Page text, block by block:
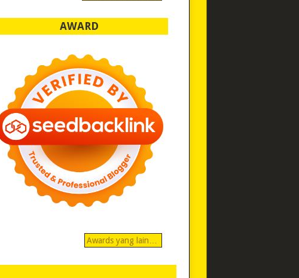
AWARD
Awards yang lain…